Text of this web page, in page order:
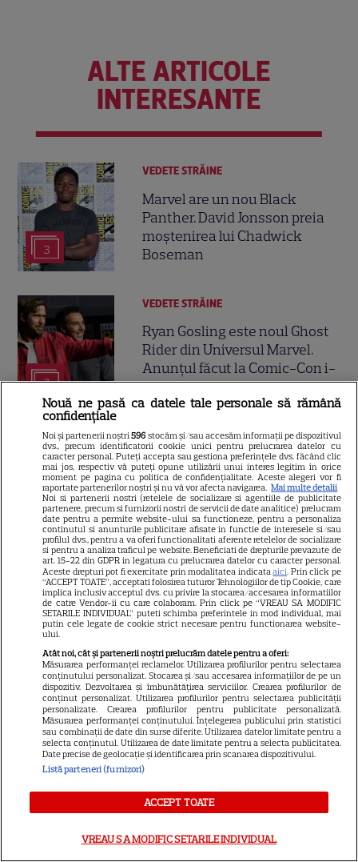
ALTE ARTICOLE
INTERESANTE
3
VEDETE STRĂINE
Marvel are un nou Black
Panther. David Jonsson preia
moștenirea lui Chadwick
Boseman
7
VEDETE STRĂINE
Ryan Gosling este noul Ghost
Rider din Universul Marvel.
Anunțul făcut la Comic-Con i-
a entuziasmat pe fani
DISNEY PLUS
„Diavolul se îmbracă de la
Prada 2” s-a lansat pe Disney+.
Meryl Streep și Anne
Hathaway revin la revista
Runway
9
VEDETE STRĂINE
Meryl Streep, gest
impresionant pentru Anne
Hathaway și Emily Blunt la
„Diavolul se îmbracă de la
Prada 2”. Ce salarii ar fi primit
actrițele
VEDETE STRĂINE
Tom Holland, decizie radicală
pentru noul său film! Ce
promisiune a făcut actorul
a făcut senzație prin dans
Nouă ne pasă ca datele tale personale să rămână
confidențiale
Noi și partenerii noștri596 stocăm și/sau accesăm informații pe dispozitivul
dvs., precum identificatorii cookie unici pentru prelucrarea datelor cu
caracter personal. Puteți accepta sau gestiona preferințele dvs. făcând clic
mai jos, respectiv vă puteți opune utilizării unui interes legitim în orice
moment pe pagina cu politica de confidențialitate. Aceste alegeri vor fi
raportate partenerilor noștri și nu vă vor afecta navigarea. Mai multe detalii
Noi si partenerii nostri (retelele de socializare si agentiile de publicitate
partenere, precum si furnizorii nostri de servicii de date analitice) prelucram
date pentru a permite website-ului sa functioneze, pentru a personaliza
continutul si anunturile publicitare afisate in functie de interesele si/sau
profilul dvs., pentru a va oferi functionalitati aferente retelelor de socializare
si pentru a analiza traficul pe website. Beneficiati de drepturile prevazute de
art. 15-22 din GDPR in legatura cu prelucrarea datelor cu caracter personal.
Aceste drepturi pot fi exercitate prin modalitatea indicataaici. Prin click pe
“ACCEPT TOATE”, acceptati folosirea tuturor Tehnologiilor de tip Cookie, care
implica inclusiv acceptul dvs. cu privire la stocarea/accesarea informatiilor
de catre Vendor-ii cu care colaboram. Prin click pe “VREAU SA MODIFIC
SETARILE INDIVIDUAL” puteti schimba preferintele in mod individual, mai
putin cele legate de cookie strict necesare pentru functionarea website-
ului.
Atât noi, cât și partenerii noștri prelucrăm datele pentru a oferi:
Măsurarea performanței reclamelor. Utilizarea profilurilor pentru selectarea
conținutului personalizat. Stocarea și/sau accesarea informațiilor de pe un
dispozitiv. Dezvoltarea și îmbunătățirea serviciilor. Crearea profilurilor de
conținut personalizat. Utilizarea profilurilor pentru selectarea publicității
personalizate. Crearea profilurilor pentru publicitate personalizată.
Măsurarea performanței conținutului. Înțelegerea publicului prin statistici
sau combinații de date din surse diferite. Utilizarea datelor limitate pentru a
selecta conținutul. Utilizarea de date limitate pentru a selecta publicitatea.
Date precise de geolocație și identificarea prin scanarea dispozitivului.
Listă parteneri (furnizori)
ACCEPT TOATE
VREAU SA MODIFIC SETARILE INDIVIDUAL